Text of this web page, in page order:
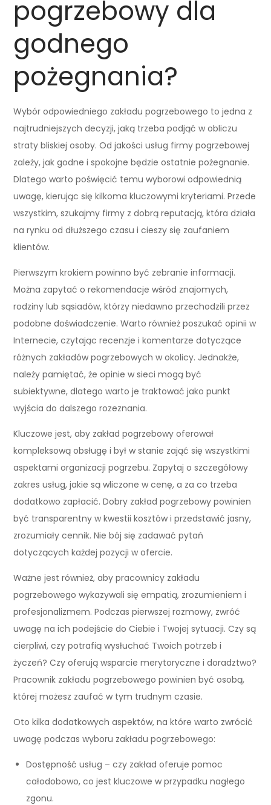
pogrzebowy dla
godnego
pożegnania?
Wybór odpowiedniego zakładu pogrzebowego to jedna z
najtrudniejszych decyzji, jaką trzeba podjąć w obliczu
straty bliskiej osoby. Od jakości usług firmy pogrzebowej
zależy, jak godne i spokojne będzie ostatnie pożegnanie.
Dlatego warto poświęcić temu wyborowi odpowiednią
uwagę, kierując się kilkoma kluczowymi kryteriami. Przede
wszystkim, szukajmy firmy z dobrą reputacją, która działa
na rynku od dłuższego czasu i cieszy się zaufaniem
klientów.
Pierwszym krokiem powinno być zebranie informacji.
Można zapytać o rekomendacje wśród znajomych,
rodziny lub sąsiadów, którzy niedawno przechodzili przez
podobne doświadczenie. Warto również poszukać opinii w
Internecie, czytając recenzje i komentarze dotyczące
różnych zakładów pogrzebowych w okolicy. Jednakże,
należy pamiętać, że opinie w sieci mogą być
subiektywne, dlatego warto je traktować jako punkt
wyjścia do dalszego rozeznania.
Kluczowe jest, aby zakład pogrzebowy oferował
kompleksową obsługę i był w stanie zająć się wszystkimi
aspektami organizacji pogrzebu. Zapytaj o szczegółowy
zakres usług, jakie są wliczone w cenę, a za co trzeba
dodatkowo zapłacić. Dobry zakład pogrzebowy powinien
być transparentny w kwestii kosztów i przedstawić jasny,
zrozumiały cennik. Nie bój się zadawać pytań
dotyczących każdej pozycji w ofercie.
Ważne jest również, aby pracownicy zakładu
pogrzebowego wykazywali się empatią, zrozumieniem i
profesjonalizmem. Podczas pierwszej rozmowy, zwróć
uwagę na ich podejście do Ciebie i Twojej sytuacji. Czy są
cierpliwi, czy potrafią wysłuchać Twoich potrzeb i
życzeń? Czy oferują wsparcie merytoryczne i doradztwo?
Pracownik zakładu pogrzebowego powinien być osobą,
której możesz zaufać w tym trudnym czasie.
Oto kilka dodatkowych aspektów, na które warto zwrócić
uwagę podczas wyboru zakładu pogrzebowego:
Dostępność usług – czy zakład oferuje pomoc
całodobowo, co jest kluczowe w przypadku nagłego
zgonu.